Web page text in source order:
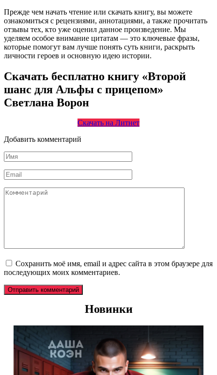
Прежде чем начать чтение или скачать книгу, вы можете
ознакомиться с рецензиями, аннотациями, а также прочитать
отзывы тех, кто уже оценил данное произведение. Мы
уделяем особое внимание цитатам — это ключевые фразы,
которые помогут вам лучше понять суть книги, раскрыть
личности героев и основную идею истории.
Скачать бесплатно книгу «Второй
шанс для Альфы с прицепом»
Светлана Ворон
Скачать на Литнет
Добавить комментарий
Имя
*
Email
*
Комментарий
Сохранить моё имя, email и адрес сайта в этом браузере для
последующих моих комментариев.
Новинки